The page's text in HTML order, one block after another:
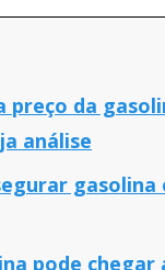
preço da
análise
pode chegar